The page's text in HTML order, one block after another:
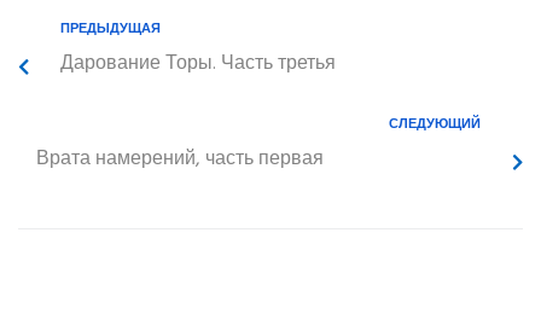
ПРЕДЫДУЩАЯ
Дарование Торы. Часть третья
СЛЕДУЮЩИЙ
Врата намерений, часть первая